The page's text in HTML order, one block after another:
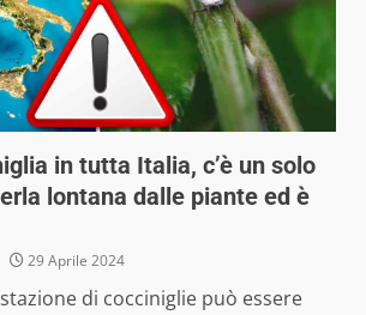
in tutta Italia, c’è un solo
lontana dalle piante ed è
29 Aprile 2024
di cocciniglie può essere